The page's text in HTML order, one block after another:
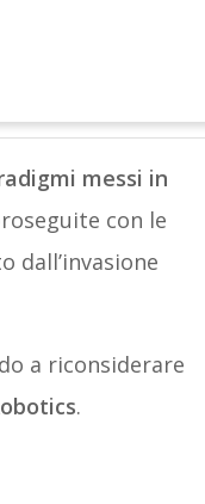
messi in
con le
dall’invasione
a riconsiderare
.